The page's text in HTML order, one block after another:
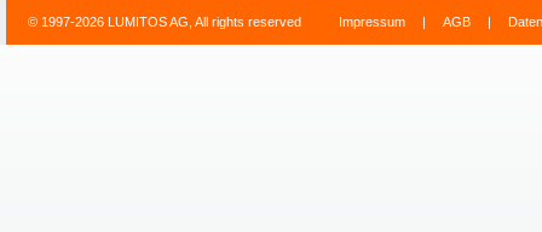
© 1997-2026 LUMITOS AG, All rights reserved Impressum | AGB |